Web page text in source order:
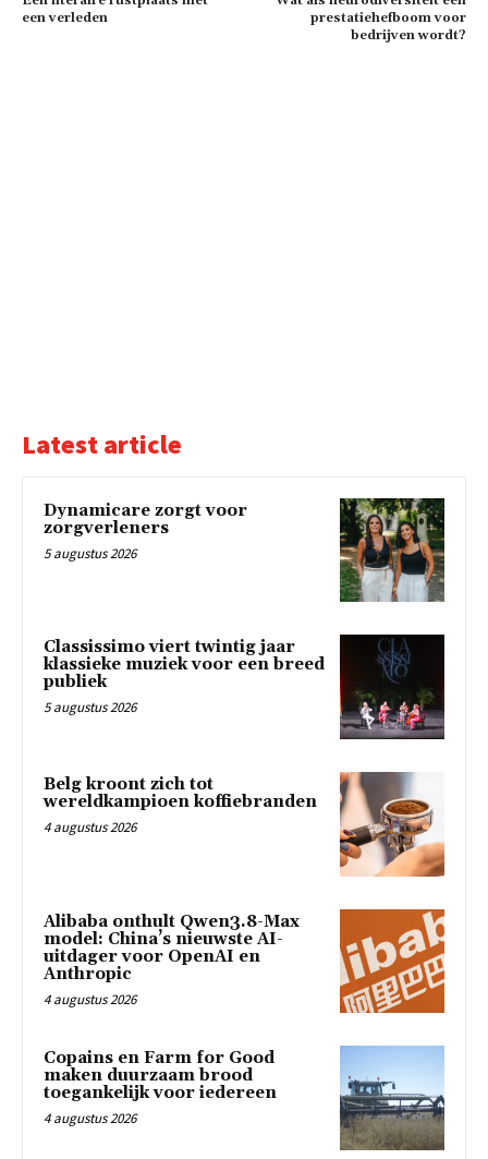
een verleden
prestatiehefboom voor
bedrijven wordt?
Latest article
Dynamicare zorgt voor
zorgverleners
5 augustus 2026
Classissimo viert twintig jaar
klassieke muziek voor een breed
publiek
5 augustus 2026
Belg kroont zich tot
wereldkampioen koffiebranden
4 augustus 2026
Alibaba onthult Qwen3.8-Max
model: China’s nieuwste AI-
uitdager voor OpenAI en
Anthropic
4 augustus 2026
Copains en Farm for Good
maken duurzaam brood
toegankelijk voor iedereen
4 augustus 2026